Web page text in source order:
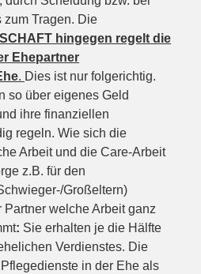
zum Tragen. Die
hingegen regelt die
Ehepartner
. Dies ist nur folgerichtig.
so über eigenes Geld
ihre finanziellen
regeln. Wie sich die
Arbeit und die Care-Arbeit
z.B. für den
Großeltern)
welche Arbeit ganz
: Sie erhalten je die Hälfte
Verdienstes. Die
in der Ehe als